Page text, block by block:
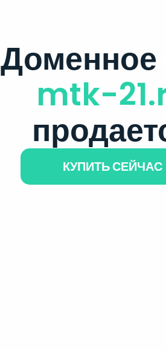
Доменное
mtk-
КУПИТЬ СЕЙЧАС